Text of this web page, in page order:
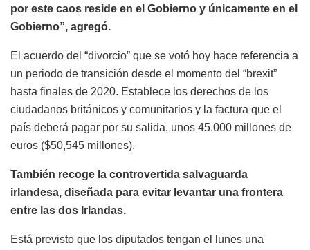
por este caos reside en el Gobierno y únicamente en el
Gobierno”, agregó.
El acuerdo del “divorcio” que se votó hoy hace referencia a
un periodo de transición desde el momento del “brexit”
hasta finales de 2020. Establece los derechos de los
ciudadanos británicos y comunitarios y la factura que el
país deberá pagar por su salida, unos 45.000 millones de
euros ($50,545 millones).
También recoge la controvertida salvaguarda
irlandesa, diseñada para evitar levantar una frontera
entre las dos Irlandas.
Está previsto que los diputados tengan el lunes una